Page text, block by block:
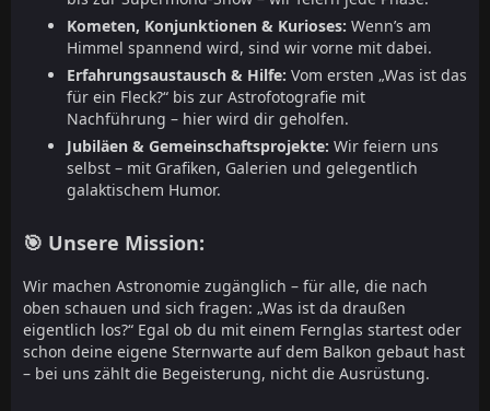
Kometen, Konjunktionen & Kurioses: Wenn’s am
Himmel spannend wird, sind wir vorne mit dabei.
Erfahrungsaustausch & Hilfe: Vom ersten „Was ist das
für ein Fleck?“ bis zur Astrofotografie mit
Nachführung – hier wird dir geholfen.
Jubiläen & Gemeinschaftsprojekte: Wir feiern uns
selbst – mit Grafiken, Galerien und gelegentlich
galaktischem Humor.
🎯 Unsere Mission:
Wir machen Astronomie zugänglich – für alle, die nach
oben schauen und sich fragen: „Was ist da draußen
eigentlich los?“ Egal ob du mit einem Fernglas startest oder
schon deine eigene Sternwarte auf dem Balkon gebaut hast
– bei uns zählt die Begeisterung, nicht die Ausrüstung.